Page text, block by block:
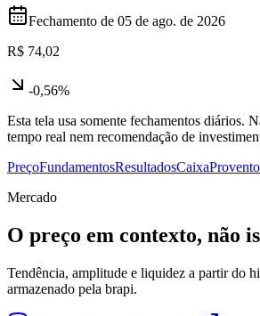
Fechamento de 05 de ago. de 2026
R$ 74,02
-0,56%
Esta tela usa somente fechamentos diários.
tempo real nem recomendação de
PreçoFundamentosResultadosCaixa
Mercado
O preço em contexto, não
Tendência, amplitude e liquidez a partir do
armazenado pela brapi.